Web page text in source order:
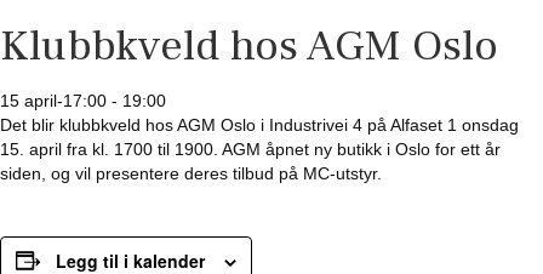
Klubbkveld hos AGM Oslo
15 april-17:00 - 19:00
Det blir klubbkveld hos AGM Oslo i Industrivei 4 på Alfaset 1 onsdag
15. april fra kl. 1700 til 1900. AGM åpnet ny butikk i Oslo for ett år
siden, og vil presentere deres tilbud på MC-utstyr.
Legg til i kalender